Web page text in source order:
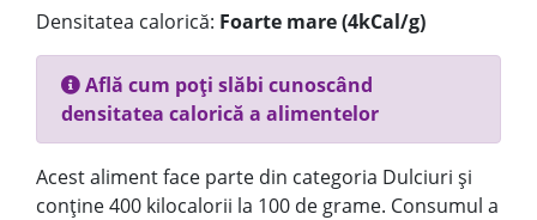
Densitatea calorică: Foarte mare (4kCal/g)
Află cum poți slăbi cunoscând
densitatea calorică a alimentelor
Acest aliment face parte din categoria Dulciuri și
conține 400 kilocalorii la 100 de grame. Consumul a